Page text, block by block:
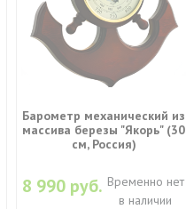
Барометр механический из
массива березы "Якорь" (30
см, Россия)
8 990 руб. Временно нет
в наличии